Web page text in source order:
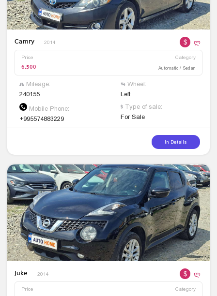
Camry 2014 $ ლ
Price Category
6,500 Automatic / Sedan
Mileage:
240155
Wheel:
Left
Mobile Phone:
+995574883229
Type of sale:
For Sale
In Details
Juke 2014 $ ლ
Price Category